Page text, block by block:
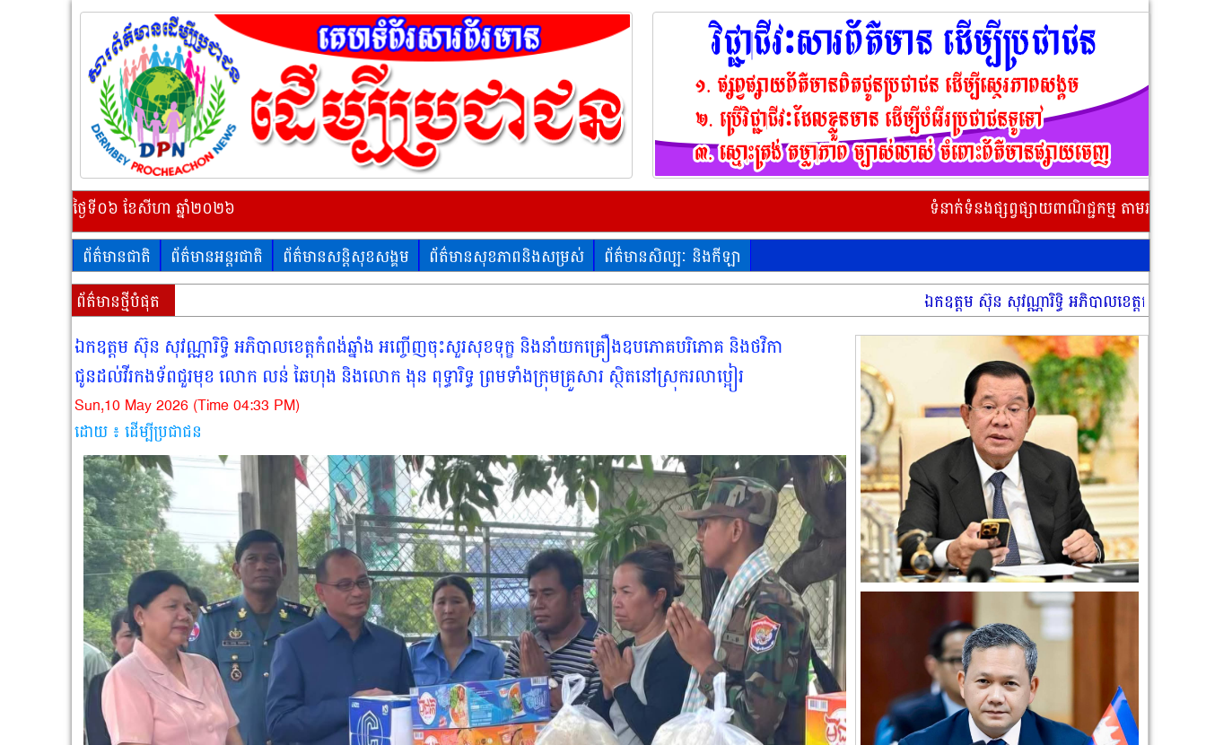
ថ្ងៃទី០៦ ខែសីហា ឆ្នាំ២០២៦
ទំនាក់ទំនងផ្សព្វផ្សាយពាណិជ្ជកម្ម តាមរយៈលេខទូរស័ព្ទ 017
ព័ត៌មានជាតិ
ព័ត៌មានអន្តរជាតិ ព័ត៌មានសន្តិសុខសង្គម ព័ត៌មានសុខភាពនិងសម្រស់
ព័ត៌មានសិល្បៈ និងកីឡា
ព័ត៌មានថ្មីបំផុត
ឯកឧត្តម ស៊ុន សុវណ្ណារិទ្ធិ អភិបាលខេត្តកំពង់ឆ្នាំង អញ្ចើ
ឯកឧត្តម ស៊ុន សុវណ្ណារិទ្ធិ អភិបាលខេត្តកំពង់ឆ្នាំង អញ្ចើញចុះសួរសុខទុក្ខ និងនាំយកគ្រឿងឧបភោគបរិភោគ និងថវិកា
ជូនដល់វីរកងទ័ពជួរមុខ លោក លន់ ឆៃហុង និងលោក ងុន ពុទ្ធារិទ្ធ ព្រមទាំងក្រុមគ្រួសារ ស្ថិតនៅស្រុករលាប្អៀរ
Sun,10 May 2026 (Time 04:33 PM)
ដោយ ៖ ដើម្បីប្រជាជន